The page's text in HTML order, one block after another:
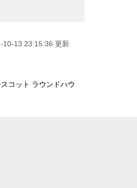
10-13 23:15:36 更新
コット ラウンドハウ